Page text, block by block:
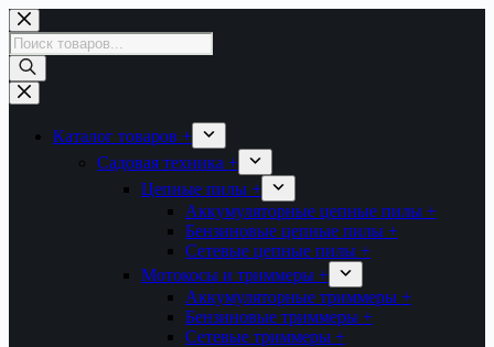
Перейти
к
сути
Поиск
товаров
Каталог товаров +
Садовая техника +
Цепные пилы +
Аккумуляторные цепные пилы +
Бензиновые цепные пилы +
Сетевые цепные пилы +
Мотокосы и триммеры +
Аккумуляторные триммеры +
Бензиновые триммеры +
Сетевые триммеры +